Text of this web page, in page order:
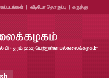
வீடியோ தொகுப்பு கருத்து